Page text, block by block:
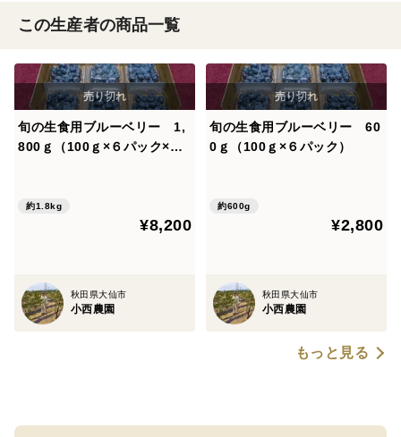
この生産者の商品一覧
旬の生食用ブルーベリー 1,
800ｇ（100ｇ×６パック×３
約1.8kg
¥8,200
秋田県大仙市
小西農園
旬の生食用ブルーベリー 60
0ｇ（100ｇ×６パック）
約600g
¥2,800
秋田県大仙市
小西農園
もっと見る